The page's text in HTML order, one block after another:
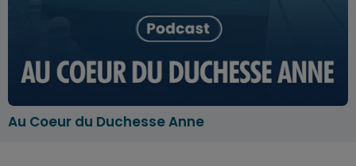
Au Coeur du Duchesse Anne